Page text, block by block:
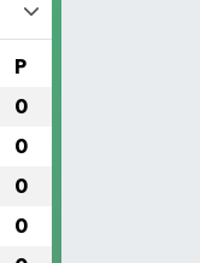
P
0
0
0
0